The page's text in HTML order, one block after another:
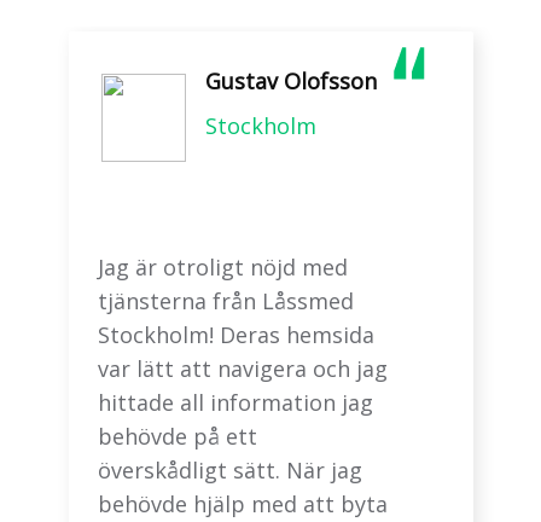
Gustav Olofsson
Stockholm
Jag är otroligt nöjd med
tjänsterna från Låssmed
Stockholm! Deras hemsida
var lätt att navigera och jag
hittade all information jag
behövde på ett
överskådligt sätt. När jag
behövde hjälp med att byta